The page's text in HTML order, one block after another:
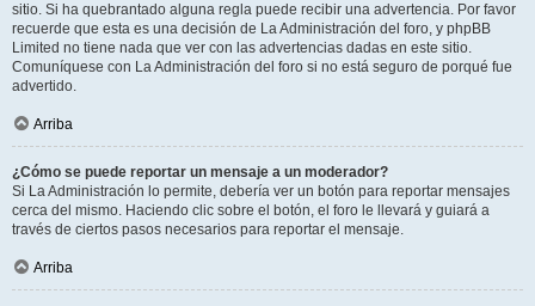
sitio. Si ha quebrantado alguna regla puede recibir una advertencia. Por favor
recuerde que esta es una decisión de La Administración del foro, y phpBB
Limited no tiene nada que ver con las advertencias dadas en este sitio.
Comuníquese con La Administración del foro si no está seguro de porqué fue
advertido.
Arriba
¿Cómo se puede reportar un mensaje a un moderador?
Si La Administración lo permite, debería ver un botón para reportar mensajes
cerca del mismo. Haciendo clic sobre el botón, el foro le llevará y guiará a
través de ciertos pasos necesarios para reportar el mensaje.
Arriba